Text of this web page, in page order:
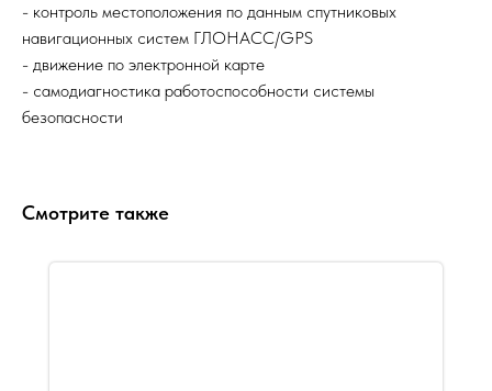
- контроль местоположения по данным спутниковых
навигационных систем ГЛОНАСС/GPS
- движение по электронной карте
- самодиагностика работоспособности системы
безопасности
Смотрите также